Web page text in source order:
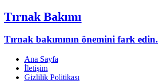
Tırnak Bakımı
Tırnak bakımının önemini fark edin.
Ana Sayfa
İletişim
Gizlilik Politikası